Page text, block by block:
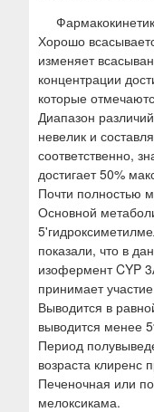
Хорошо
изменяет
концентрации
которые
Диапазон
невелик и
соответственно,
достигает 50%
Почти полностью
Основной
показали, что в
изофермент CYP
принимает
Выводится в
выводится менее
Период
возраста клиренс
Печеночная или
мелоксикама.